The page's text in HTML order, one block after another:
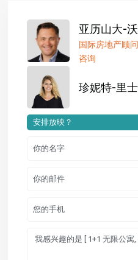
亚历山大-
国际房地产顾
咨询
珍妮特-里
安排放映？